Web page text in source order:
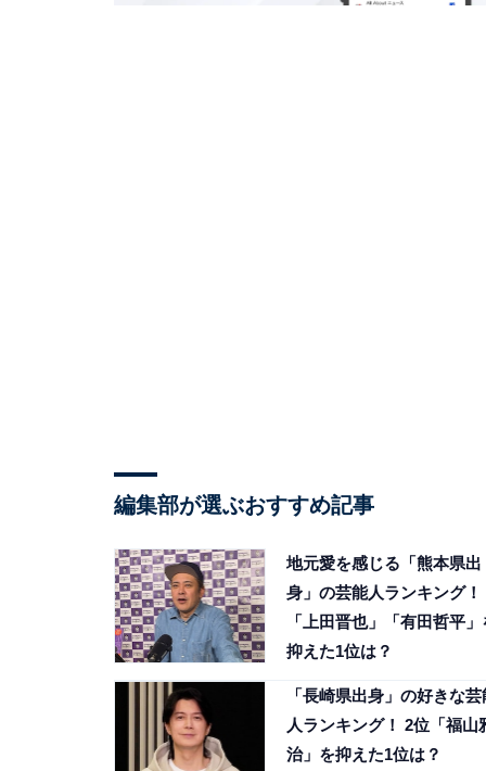
編集部が選ぶおすすめ記事
地元愛を感じる「熊本県出
身」の芸能人ランキング！
「上田晋也」「有田哲平」
抑えた1位は？
「長崎県出身」の好きな芸
人ランキング！ 2位「福山
治」を抑えた1位は？